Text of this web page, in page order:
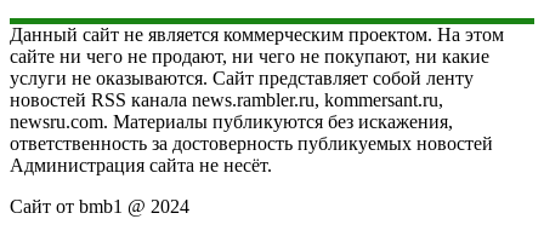
Данный сайт не является коммерческим проектом. На этом
сайте ни чего не продают, ни чего не покупают, ни какие
услуги не оказываются. Сайт представляет собой ленту
новостей RSS канала news.rambler.ru, kommersant.ru,
newsru.com. Материалы публикуются без искажения,
ответственность за достоверность публикуемых новостей
Администрация сайта не несёт.
Сайт от bmb1 @ 2024